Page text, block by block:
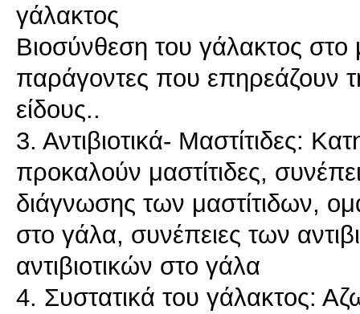
γάλακτος
Βιοσύνθεση του γάλακτος στο
παράγοντες που επηρεάζουν
είδους..
3. Αντιβιοτικά- Μαστίτιδες:
προκαλούν μαστίτιδες,
διάγνωσης των μαστίτιδων,
στο γάλα, συνέπειες των
αντιβιοτικών στο γάλα
4. Συστατικά του γάλακτος: